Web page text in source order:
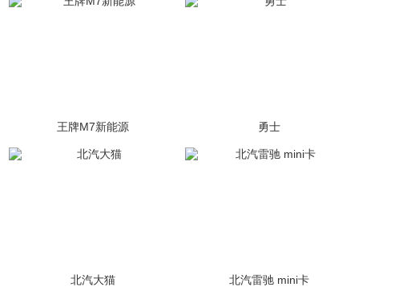
王牌M7新能源
勇士
北汽大猫
北汽雷驰 mini卡